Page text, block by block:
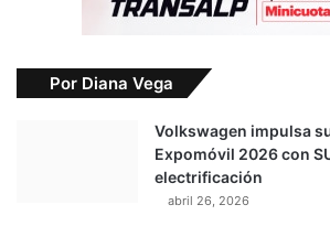
Por Diana Vega
Volkswagen impulsa
Expomóvil 2026 con
electrificación
abril 26, 2026